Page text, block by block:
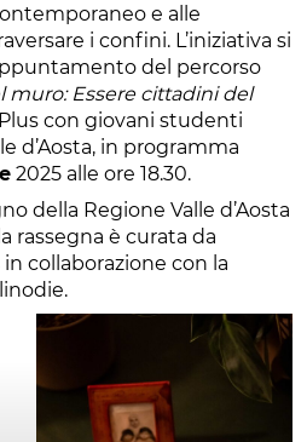
e alle
i confini. L’iniziativa si
del percorso
muro: Essere cittadini del
con giovani studenti
d’Aosta, in programma
2025 alle ore 18.30.
della Regione Valle d’Aosta
rassegna è curata da
collaborazione con la